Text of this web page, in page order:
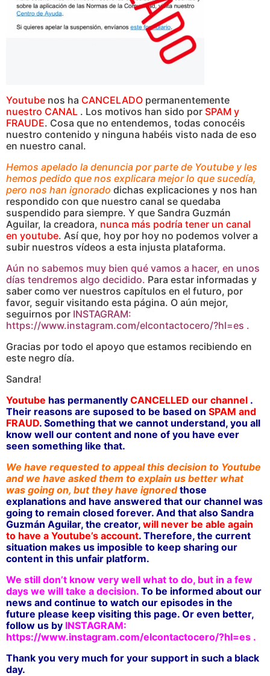
Youtube nos ha CANCELADO permanentemente
nuestro CANAL . Los motivos han sido por SPAM y
FRAUDE. Cosa que no entendemos, todas conocéis
nuestro contenido y ninguna habéis visto nada de eso
en nuestro canal.
Hemos apelado la denuncia por parte de Youtube y les
hemos pedido que nos explicara mejor lo que sucedía,
pero nos han ignorado dichas explicaciones y nos han
respondido con que nuestro canal se quedaba
suspendido para siempre. Y que Sandra Guzmán
Aguilar, la creadora, nunca más podría tener un canal
en youtube. Así que, hoy por hoy no podemos volver a
subir nuestros vídeos a esta injusta plataforma.
Aún no sabemos muy bien qué vamos a hacer, en unos
días tendremos algo decidido. Para estar informadas y
saber como ver nuestros capítulos en el futuro, por
favor, seguir visitando esta página. O aún mejor,
seguirnos por INSTAGRAM:
https://www.instagram.com/elcontactocero/?hl=es .
Gracias por todo el apoyo que estamos recibiendo en
este negro día.
Sandra!
Youtube has permanently CANCELLED our channel .
Their reasons are suposed to be based on SPAM and
FRAUD. Something that we cannot understand, you all
know well our content and none of you have ever
seen something like that.
We have requested to appeal this decision to Youtube
and we have asked them to explain us better what
was going on, but they have ignoredthose
explanations and have answered that our channel was
going to remain closed forever. And that also Sandra
Guzmán Aguilar, the creator, will never be able again
to have a Youtube’s account. Therefore, the current
situation makes us imposible to keep sharing our
content in this unfair platform.
We still don’t know very well what to do, but in a few
days we will take a decision. To be informed about our
news and continue to watch our episodes in the
future please keep visiting this page. Or even better,
follow us by INSTAGRAM:
https://www.instagram.com/elcontactocero/?hl=es .
Thank you very much for your support in such a black
day.